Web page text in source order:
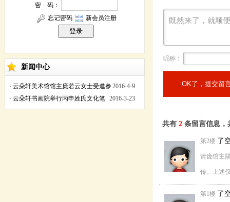
新闻中心
2016-4-9
· 云朵轩美术馆馆主庞若云女士受邀参
加丙申年黄帝故里拜祖大典
2016-3-23
· 云朵轩书画院举行丙申姓氏文化笔
会
昵称：
共有 2 条留言信息
第2楼 了
请庞馆主
传。上述
第1楼 了